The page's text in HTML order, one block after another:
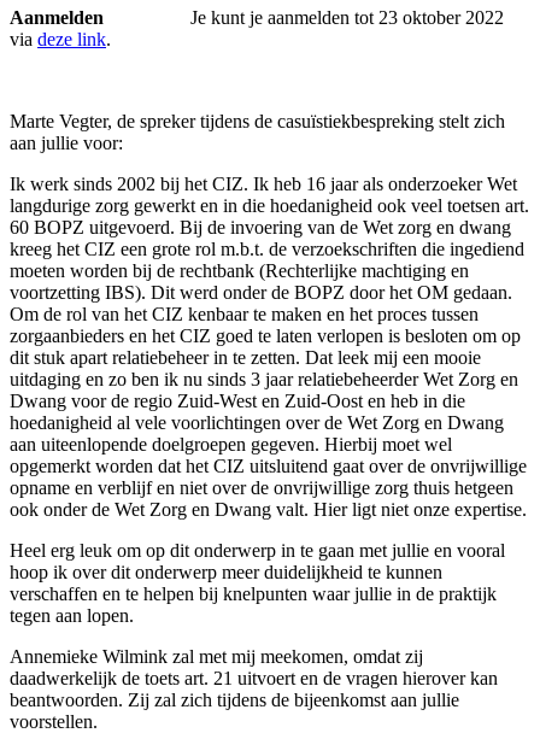
Aanmelden
Je kunt je aanmelden tot 23 oktober 2022
via deze link.
Marte Vegter, de spreker tijdens de casuïstiekbespreking stelt zich
aan jullie voor:
Ik werk sinds 2002 bij het CIZ. Ik heb 16 jaar als onderzoeker Wet
langdurige zorg gewerkt en in die hoedanigheid ook veel toetsen art.
60 BOPZ uitgevoerd. Bij de invoering van de Wet zorg en dwang
kreeg het CIZ een grote rol m.b.t. de verzoekschriften die ingediend
moeten worden bij de rechtbank (Rechterlijke machtiging en
voortzetting IBS). Dit werd onder de BOPZ door het OM gedaan.
Om de rol van het CIZ kenbaar te maken en het proces tussen
zorgaanbieders en het CIZ goed te laten verlopen is besloten om op
dit stuk apart relatiebeheer in te zetten. Dat leek mij een mooie
uitdaging en zo ben ik nu sinds 3 jaar relatiebeheerder Wet Zorg en
Dwang voor de regio Zuid-West en Zuid-Oost en heb in die
hoedanigheid al vele voorlichtingen over de Wet Zorg en Dwang
aan uiteenlopende doelgroepen gegeven. Hierbij moet wel
opgemerkt worden dat het CIZ uitsluitend gaat over de onvrijwillige
opname en verblijf en niet over de onvrijwillige zorg thuis hetgeen
ook onder de Wet Zorg en Dwang valt. Hier ligt niet onze expertise.
Heel erg leuk om op dit onderwerp in te gaan met jullie en vooral
hoop ik over dit onderwerp meer duidelijkheid te kunnen
verschaffen en te helpen bij knelpunten waar jullie in de praktijk
tegen aan lopen.
Annemieke Wilmink zal met mij meekomen, omdat zij
daadwerkelijk de toets art. 21 uitvoert en de vragen hierover kan
beantwoorden. Zij zal zich tijdens de bijeenkomst aan jullie
voorstellen.